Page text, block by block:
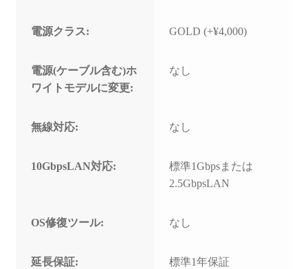
電源クラス: GOLD (+¥4,000)
電源(ケーブル含む)ホ
ワイトモデルに変更:
なし
無線対応: なし
10GbpsLAN対応:
標準1Gbpsまたは
2.5GbpsLAN
OS修復ツール: なし
延長保証: 標準1年保証